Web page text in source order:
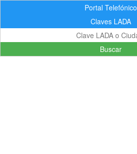
Portal Telefónico
Claves LADA
Buscar